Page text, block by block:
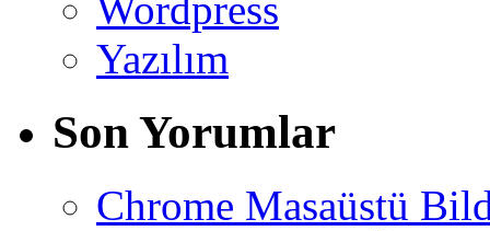
Yazılım
Son Yorumlar
Chrome Masaüstü